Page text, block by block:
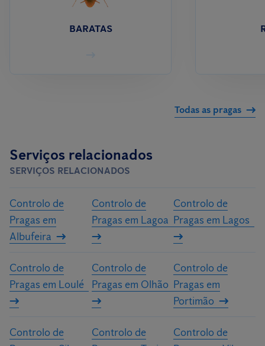
BARATAS
Todas as pragas
Serviços relacionados
SERVIÇOS RELACIONADOS
Controlo de
Pragas em
Albufeira
Controlo de
Pragas em Lagoa
Controlo de
Pragas em Lagos
Controlo de
Pragas em Loulé
Controlo de
Pragas em Olhão
Controlo de
Pragas em
Portimão
Controlo de
Controlo de
Controlo de